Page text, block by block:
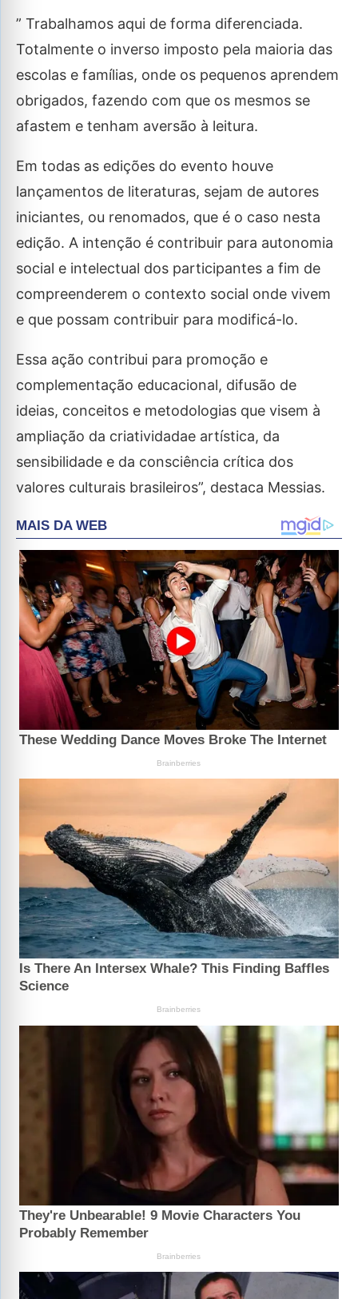
” Trabalhamos aqui de forma diferenciada.
Totalmente o inverso imposto pela maioria das
escolas e famílias, onde os pequenos aprendem
obrigados, fazendo com que os mesmos se
afastem e tenham aversão à leitura.
Em todas as edições do evento houve
lançamentos de literaturas, sejam de autores
iniciantes, ou renomados, que é o caso nesta
edição. A intenção é contribuir para autonomia
social e intelectual dos participantes a fim de
compreenderem o contexto social onde vivem
e que possam contribuir para modificá-lo.
Essa ação contribui para promoção e
complementação educacional, difusão de
ideias, conceitos e metodologias que visem à
ampliação da criatividadae artística, da
sensibilidade e da consciência crítica dos
valores culturais brasileiros”, destaca Messias.